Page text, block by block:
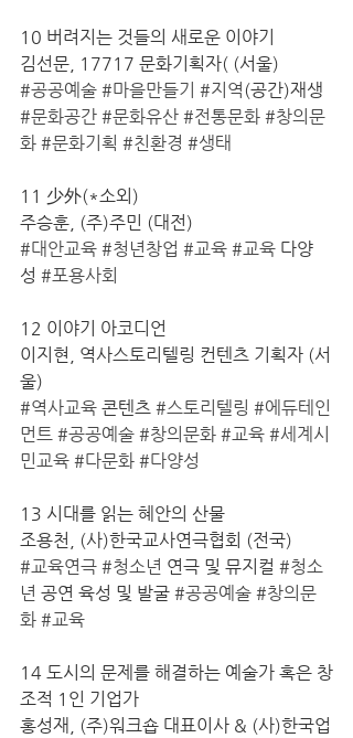
10 버려지는 것들의 새로운 이야기
김선문, 17717 문화기획자( (서울)
#공공예술 #마을만들기 #지역 (공간)재생
#문화공간 #문화유산 #전통문화 #창의문
화 #문화기획 #친환경 #생태
11 少外(*소외)
주승훈, (주)주민 (대전)
#대안교육 #청년창업 #교육 #교육 다양
성 #포용사회
12 이야기 아코디언
이지현, 역사스토리텔링 컨텐츠 기획자 (서
울)
#역사교육 콘텐츠 #스토리텔링 #에듀테인
먼트 #공공예술 #창의문화 #교육 #세계시
민교육 #다문화 #다양성
13 시대를 읽는 혜안의 산물
조용천, (사)한국교사연극협회 (전국)
#교육연극 #청소년 연극 및 뮤지컬 #청소
년 공연 육성 및 발굴 #공공예술 #창의문
화 #교육
14 도시의 문제를 해결하는 예술가 혹은 창
조적 1인 기업가
홍성재, (주)워크숍 대표이사 & (사)한국업